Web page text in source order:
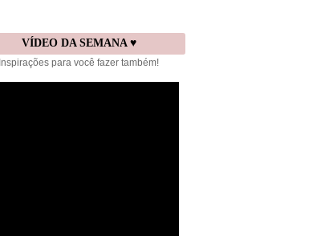
VÍDEO DA SEMANA ♥
Inspirações para você fazer também!